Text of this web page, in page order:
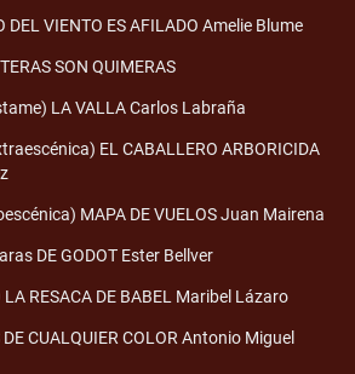
DEL VIENTO ES AFILADO Amelie Blume
SON QUIMERAS
LA VALLA Carlos Labraña
EL CABALLERO ARBORICIDA
MAPA DE VUELOS Juan Mairena
DE GODOT Ester Bellver
LA RESACA DE BABEL Maribel Lázaro
CUALQUIER COLOR Antonio Miguel